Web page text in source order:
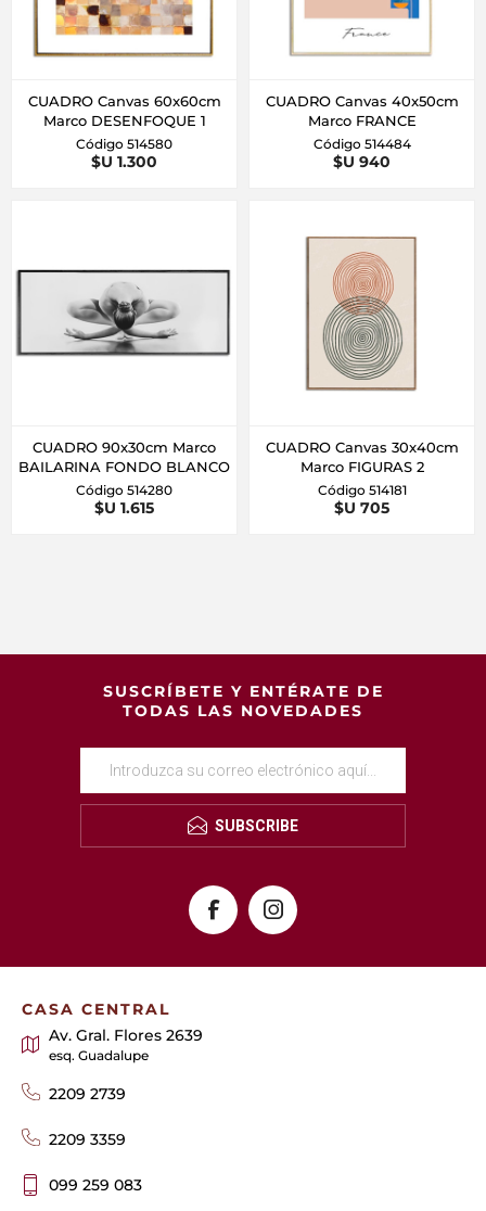
CUADRO Canvas 60x60cm
Marco DESENFOQUE 1
Código 514580
$U 1.300
CUADRO Canvas 40x50cm
Marco FRANCE
Código 514484
$U 940
CUADRO 90x30cm Marco
BAILARINA FONDO BLANCO
Código 514280
$U 1.615
CUADRO Canvas 30x40cm
Marco FIGURAS 2
Código 514181
$U 705
SUSCRÍBETE Y ENTÉRATE DE
TODAS LAS NOVEDADES
SUBSCRIBE
CASA CENTRAL
Av. Gral. Flores 2639
esq. Guadalupe
2209 2739
2209 3359
099 259 083